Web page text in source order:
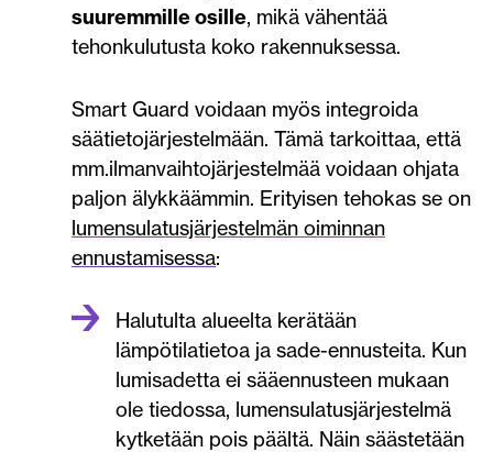
suuremmille osille, mikä vähentää
tehonkulutusta koko rakennuksessa.
Smart Guard voidaan myös integroida
säätietojärjestelmään. Tämä tarkoittaa, että
mm.ilmanvaihtojärjestelmää voidaan ohjata
paljon älykkäämmin. Erityisen tehokas se on
lumensulatusjärjestelmän oiminnan
ennustamisessa:
Halutulta alueelta kerätään
lämpötilatietoa ja sade-ennusteita. Kun
lumisadetta ei sääennusteen mukaan
ole tiedossa, lumensulatusjärjestelmä
kytketään pois päältä. Näin säästetään